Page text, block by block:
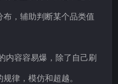
，辅助判断某个品类值
内容容易爆，除了自己刷
律，模仿和超越。